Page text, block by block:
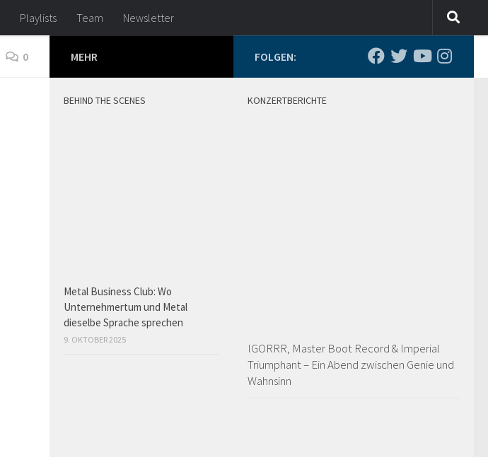
Playlists Team Newsletter
0 FOLGEN:
KONZERTBERICHTE
IGORRR, Master Boot Record & Imperial
Triumphant – Ein Abend zwischen Genie und
Wahnsinn
MEHR
BEHIND THE SCENES
Metal Business Club: Wo
Unternehmertum und Metal
dieselbe Sprache sprechen
9. OKTOBER 2025